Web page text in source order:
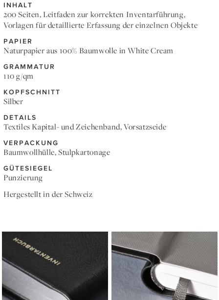
INHALT
200 Seiten, Leitfaden zur korrekten Inventarführung,
Vorlagen für detaillierte Erfassung der einzelnen Objekte
PAPIER
Naturpapier aus 100% Baumwolle in White Cream
GRAMMATUR
110 g/qm
KOPFSCHNITT
Silber
DETAILS
Textiles Kapital- und Zeichenband, Vorsatzseide
VERPACKUNG
Baumwollhülle, Stulpkartonage
GÜTESIEGEL
Punzierung
Hergestellt in der Schweiz